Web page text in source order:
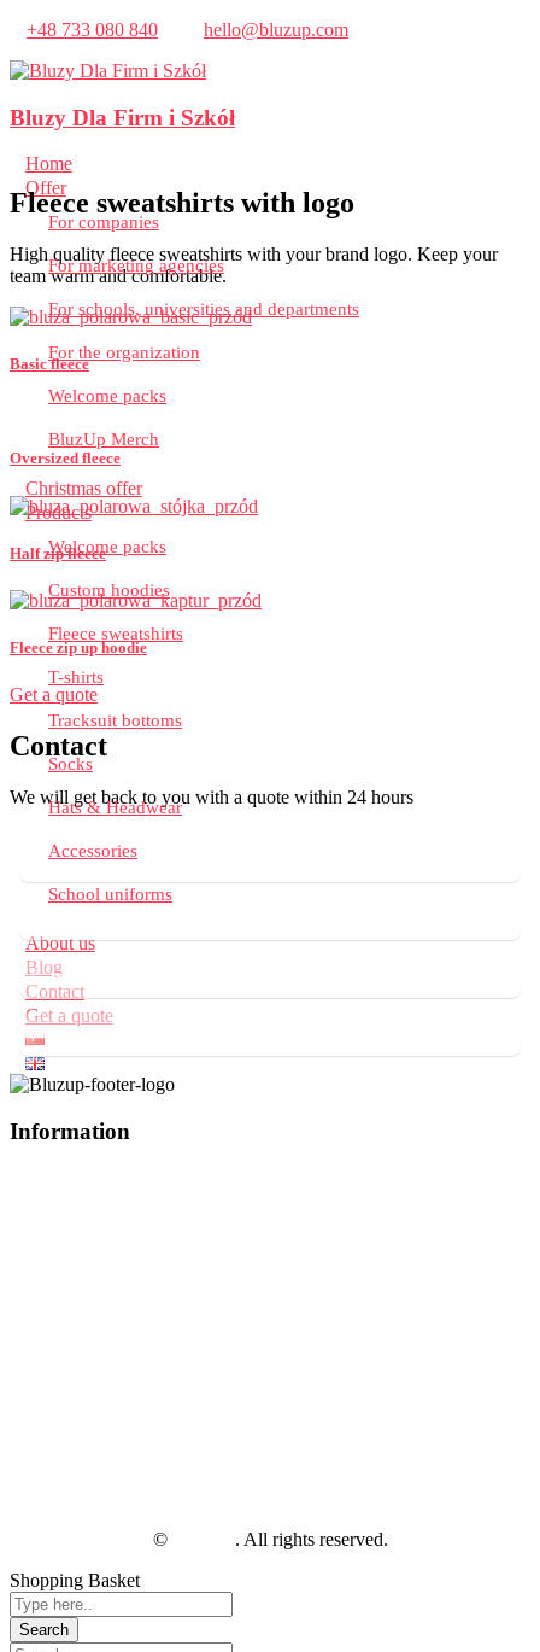
+48 733 080 840 hello@bluzup.com
Bluzy Dla Firm i Szkół
Home
Offer
For companies
For marketing agencies
For schools, universities and departments
For the organization
Welcome packs
BluzUp Merch
Christmas offer
Products
Welcome packs
Custom hoodies
Fleece sweatshirts
T-shirts
Tracksuit bottoms
Socks
Hats & Headwear
Accessories
School uniforms
About us
Blog
Contact
Get a quote
Fleece sweatshirts with logo
High quality fleece sweatshirts with your brand logo. Keep your
team warm and comfortable.
Basic fleece
Oversized fleece
Half zip fleece
Fleece zip up hoodie
Get a quote
Contact
We will get back to you with a quote within 24 hours
Information
©
. All rights reserved.
Shopping Basket